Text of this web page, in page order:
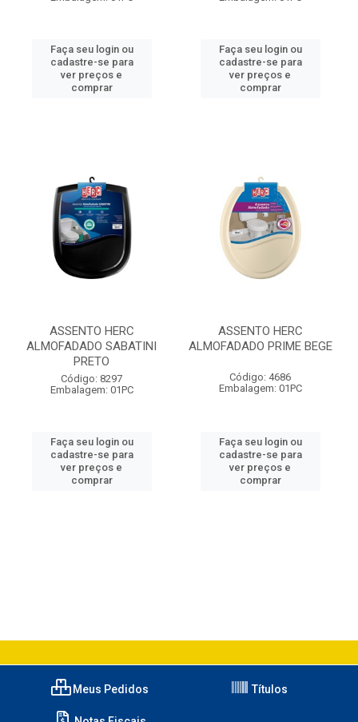
Faça seu login ou
cadastre-se para
ver preços e
comprar
Faça seu login ou
cadastre-se para
ver preços e
comprar
ASSENTO HERC
ALMOFADADO SABATINI
PRETO
Código: 8297
Embalagem: 01PC
Faça seu login ou
cadastre-se para
ver preços e
comprar
ASSENTO HERC
ALMOFADADO PRIME BEGE
Código: 4686
Embalagem: 01PC
Faça seu login ou
cadastre-se para
ver preços e
comprar
Meus Pedidos Títulos